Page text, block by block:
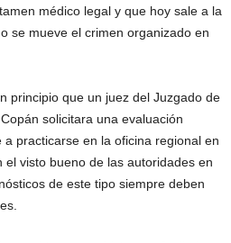
médico legal y que hoy sale a la
se mueve el crimen organizado en
principio que un juez del Juzgado de
solicitara una evaluación
practicarse en la oficina regional en
el visto bueno de las autoridades en
de este tipo siempre deben